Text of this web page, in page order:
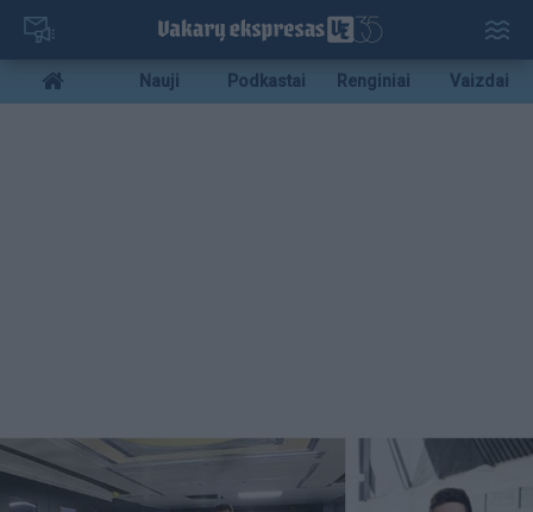
Pereiti
pagrindinį
turinį
Mobile
menu
Nauji Podkastai Renginiai Vaizdai